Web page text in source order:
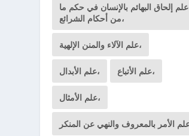
علم إلحاق البهائم بالإنسان في حكم ما
من أحكام الشرائع،
علم الآلاء والمنن الإلهية،
علم الأبدال، علم الأتباع،
علم الأمثال،